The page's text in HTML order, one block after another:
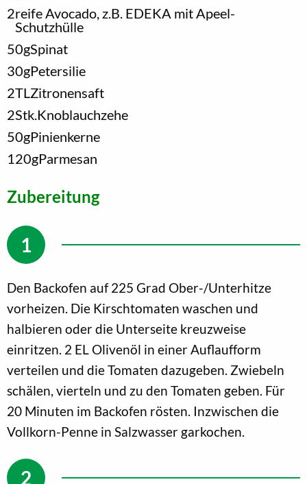
2reife Avocado, z.B. EDEKA mit Apeel-
Schutzhülle
50gSpinat
30gPetersilie
2TL Zitronensaft
2Stk. Knoblauchzehe
50gPinienkerne
120gParmesan
Zubereitung
Den Backofen auf 225 Grad Ober-/Unterhitze
vorheizen. Die Kirschtomaten waschen und
halbieren oder die Unterseite kreuzweise
einritzen. 2 EL Olivenöl in einer Auflaufform
verteilen und die Tomaten dazugeben. Zwiebeln
schälen, vierteln und zu den Tomaten geben. Für
20 Minuten im Backofen rösten. Inzwischen die
Vollkorn-Penne in Salzwasser garkochen.